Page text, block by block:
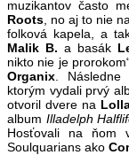
muzikantov často
Roots , no aj to nie
folková kapela, a
Malik B. a basák
nikto nie je
Organix .
ktorým vydali prvý
otvoril dvere na
album Illadelph
Hosťovali na ňom
Soulquarians ako